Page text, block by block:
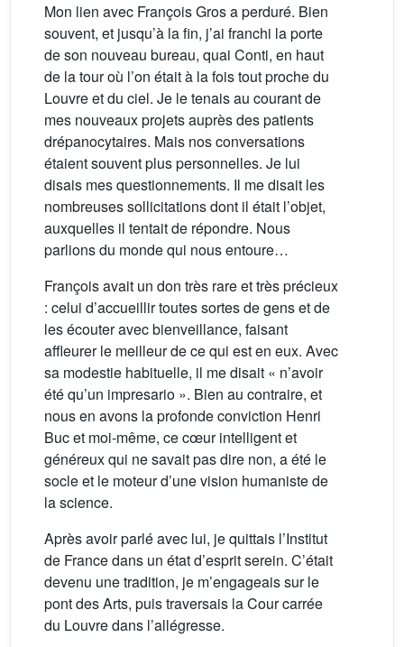
Mon lien avec François Gros a perduré. Bien
souvent, et jusqu’à la fin, j’ai franchi la porte
de son nouveau bureau, quai Conti, en haut
de la tour où l’on était à la fois tout proche du
Louvre et du ciel. Je le tenais au courant de
mes nouveaux projets auprès des patients
drépanocytaires. Mais nos conversations
étaient souvent plus personnelles. Je lui
disais mes questionnements. Il me disait les
nombreuses sollicitations dont il était l’objet,
auxquelles il tentait de répondre. Nous
parlions du monde qui nous entoure…
François avait un don très rare et très précieux
: celui d’accueillir toutes sortes de gens et de
les écouter avec bienveillance, faisant
affleurer le meilleur de ce qui est en eux. Avec
sa modestie habituelle, il me disait « n’avoir
été qu’un impresario ». Bien au contraire, et
nous en avons la profonde conviction Henri
Buc et moi-même, ce cœur intelligent et
généreux qui ne savait pas dire non, a été le
socle et le moteur d’une vision humaniste de
la science.
Après avoir parlé avec lui, je quittais l’Institut
de France dans un état d’esprit serein. C’était
devenu une tradition, je m’engageais sur le
pont des Arts, puis traversais la Cour carrée
du Louvre dans l’allégresse.